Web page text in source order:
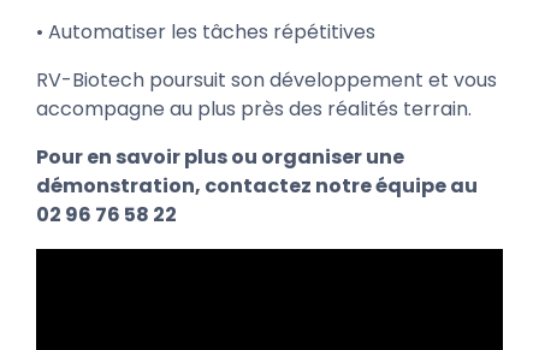
• Automatiser les tâches répétitives
RV-Biotech poursuit son développement et vous
accompagne au plus près des réalités terrain.
Pour en savoir plus ou organiser une
démonstration, contactez notre équipe au
02 96 76 58 22